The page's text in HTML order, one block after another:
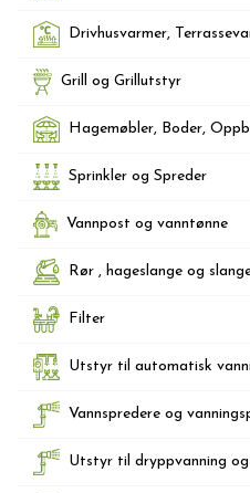
Drivhusvarmer,
Grill og Grillutstyr
Hagemøbler, Boder,
Sprinkler og Spreder
Vannpost og vanntønne
Rør , hageslange og
Filter
Utstyr til automatisk
Vannspredere og
Utstyr til dryppvanning